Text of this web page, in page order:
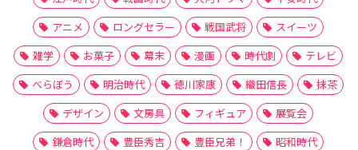
アニメ
ロングセラー 戦国武将
スイーツ
雑学
お菓子 幕末 漫画 時代劇
テレビ
べらぼう
明治時代 徳川家康 織田信長
抹茶
デザイン
文房具 フィギュア
展覧会
鎌倉時代
豊臣秀吉 豊臣兄弟！
昭和時代